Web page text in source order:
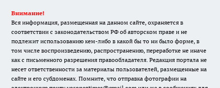
Внимание!
Вся информация, размещенная на данном сайте, охраняется в
соответствии с законодательством РФ об авторском праве и не
подлежит использованию кем-либо в какой бы то ни было форме, в
том числе воспроизведению, распространению, переработке не иначе
как с письменного разрешения правообладателя. Редакция портала не
несет ответственности за материалы пользователей, размещенные на
сайте и его субдоменах. Помните, что отправка фотографии на